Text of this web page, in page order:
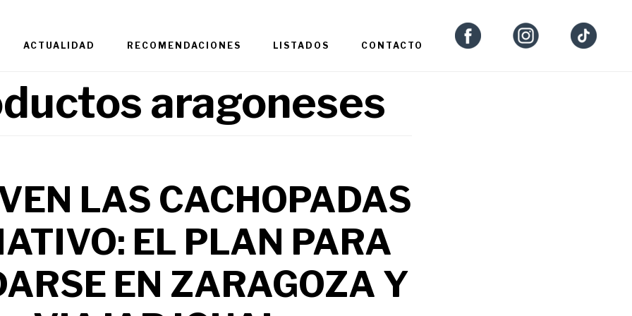
ACTUALIDAD RECOMENDACIONES LISTADOS CONTACTO
aragoneses
LAS CACHOPADAS
EL PLAN PARA
EN ZARAGOZA Y